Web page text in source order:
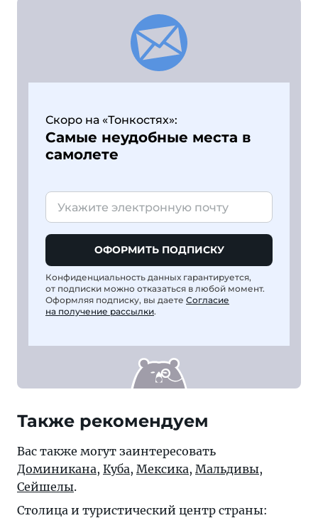
Скоро на «Тонкостях»:
Самые неудобные места в
самолете
ОФОРМИТЬ ПОДПИСКУ
Конфиденциальность данных гарантируется,
от подписки можно отказаться в любой момент.
Оформляя подписку, вы даете Согласие
на получение рассылки.
Также рекомендуем
Вас также могут заинтересовать
Доминикана, Куба, Мексика, Мальдивы,
Сейшелы.
Столица и туристический центр страны: